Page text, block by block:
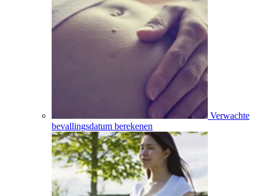
Verwachte
bevallingsdatum berekenen